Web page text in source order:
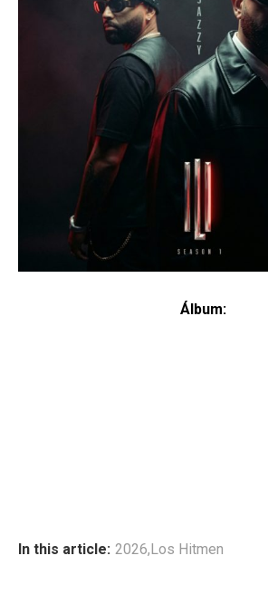
Álbum:
In this article: 2026,Los Hitmen